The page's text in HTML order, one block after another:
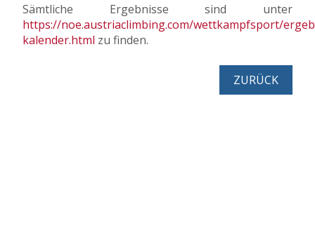
Sämtliche Ergebnisse sind unter
https://noe.austriaclimbing.com/wettkampfsport/
kalender.html zu finden.
ZURÜCK